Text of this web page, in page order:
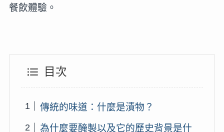
餐飲體驗。
目次
傳統的味道：什麼是漬物？
為什麼要醃製以及它的歷史背景是什